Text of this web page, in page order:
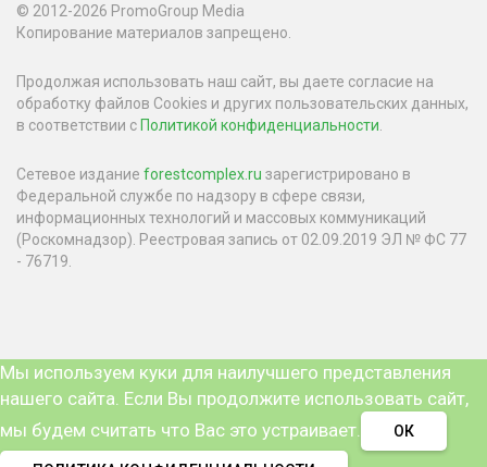
© 2012-2026 PromoGroup Media
Копирование материалов запрещено.
Продолжая использовать наш сайт, вы даете согласие на
обработку файлов Cookies и других пользовательских данных,
в соответствии сПолитикой конфиденциальности
Сетевое издание forestcomplex.ru зарегистрировано в
Федеральной службе по надзору в сфере связи,
информационных технологий и массовых коммуникаций
(Роскомнадзор). Реестровая запись от 02.09.2019 ЭЛ № ФС 77
- 76719.
Мы используем куки для наилучшего представления
нашего сайта. Если Вы продолжите использовать сайт,
мы будем считать что Вас это устраивает.
ОК